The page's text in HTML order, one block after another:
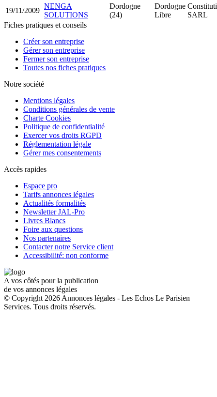
19/11/2009
NENGA
SOLUTIONS
Dordogne
(24)
Dordogne
Libre
SARL
Fiches pratiques et conseils
Créer son entreprise
Gérer son entreprise
Fermer son entreprise
Toutes nos fiches pratiques
Notre société
Mentions légales
Conditions générales de vente
Charte Cookies
Politique de confidentialité
Exercer vos droits RGPD
Réglementation légale
Gérer mes consentements
Accès rapides
Espace pro
Tarifs annonces légales
Actualités formalités
Newsletter JAL-Pro
Livres Blancs
Foire aux questions
Nos partenaires
Contacter notre Service client
Accessibilité: non conforme
A vos côtés pour la publication
de vos annonces légales
© Copyright 2026 Annonces légales - Les Echos Le Parisien
Services. Tous droits réservés.